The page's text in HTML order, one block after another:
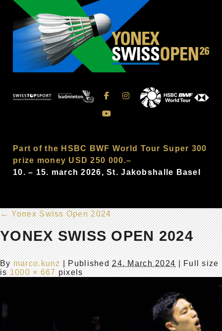
Part of the HSBC BWF World Tour Super 300
prize money USD 250 000.–
10. – 15. march 2026, St. Jakobshalle Basel
←Yonex Swiss Open 2024
YONEX SWISS OPEN 2024
Bymarco.kunz |Published24. March 2024| Full size
is1000 × 667pixels